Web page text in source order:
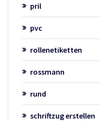
pril
pvc
rollenetiketten
rossmann
rund
schriftzug erstellen